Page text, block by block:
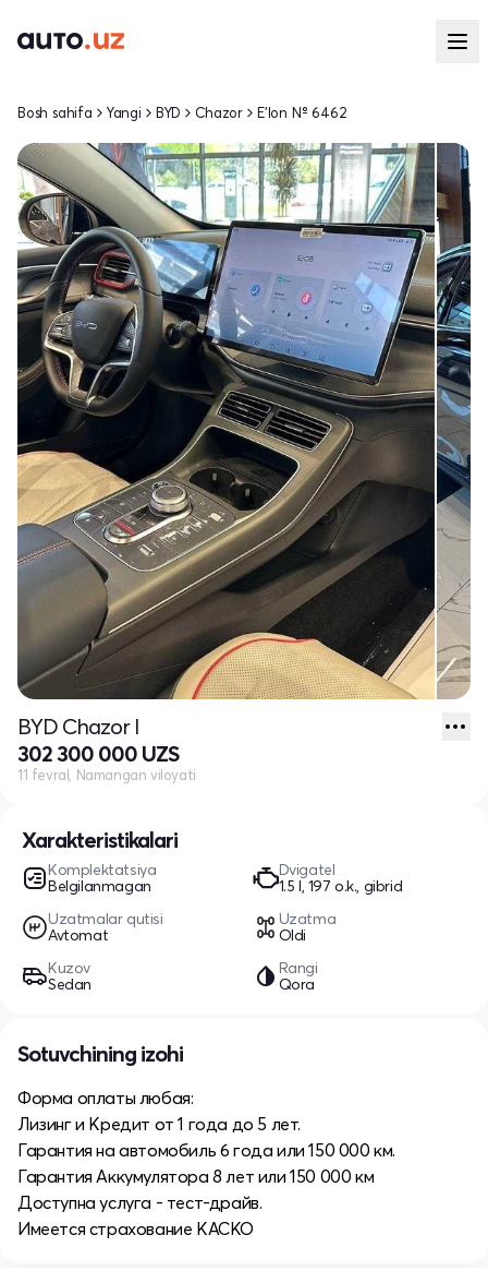
Xarakteristikalari
Komplektatsiya
Belgilanmagan
Dvigatel
1.5 l, 197 o.k., gibrid
Uzatmalar qutisi
Avtomat
Uzatma
Oldi
Kuzov
Sedan
Rangi
Qora
Bosh sahifa Yangi BYD Chazor E'lon № 6462
BYD Chazor I
302 300 000 UZS
11 fevral, Namangan viloyati
Sotuvchining izohi
Форма оплаты любая:
Лизинг и Кредит от 1 года до 5 лет.
Гарантия на автомобиль 6 года или 150 000 км.
Гарантия Аккумулятора 8 лет или 150 000 км
Доступна услуга - тест-драйв.
Имеется страхование КАСКО